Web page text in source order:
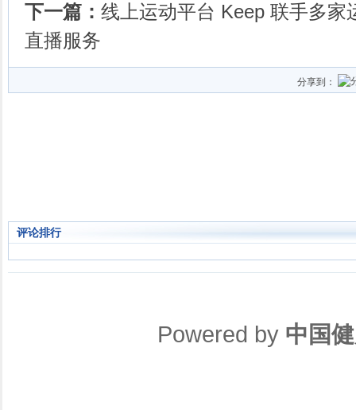
下一篇： 线上运动平台 Keep 联手多家
直播服务
分享到：
评论排行
Powered by 中国